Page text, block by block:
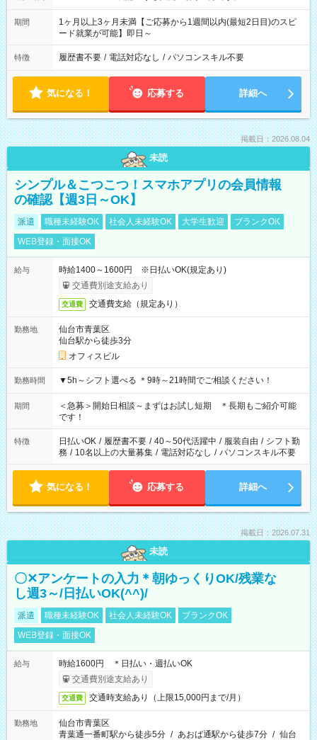
期間
1ヶ月以上3ヶ月未満【ご応募から1週間以内(最短2日目)のスピ
ード就業が可能】即日～
特徴 履歴書不要 / 電話対応なし / パソコンスキル不要
気になる！ 応募する 詳細へ
掲載日：2026.08.04
未読
シンプル＆こつこつ！スマホアプリの会員情報
の確認【週3日～OK】
派遣 職種未経験OK 社会人未経験OK 大学生歓迎
ブランクOK
WEB登録・面接OK
給与
時給1400～1600円 ※日払いOK(規定あり)
交通費別途支給あり
交通費 交通費支給（規定あり）
勤務地
仙台市青葉区
仙台駅から徒歩3分
オフィスビル
勤務時間 ▼5h～シフト選べる ＊9時～21時間でご相談ください！
期間
＜急募＞開始日相談～まずはお試し短期 ＊長期もご紹介可能
です！
特徴 日払いOK / 履歴書不要 / 40～50代活躍中 / 服装自由 / シフト勤
務 / 10名以上の大量募集 / 電話対応なし / パソコンスキル不要
気になる！ 応募する 詳細へ
掲載日：2026.07.31
未読
〇✕アンケートの入力＊朝ゆっくりOK/残業な
し週3～/日払いOK(^^)/
派遣 職種未経験OK 社会人未経験OK
ブランクOK
WEB登録・面接OK
給与
時給1600円 ＊日払い・週払いOK
交通費別途支給あり
交通費 交通時支給あり（上限15,000円まで/月）
勤務地
仙台市青葉区
青葉通一番町駅から徒歩5分 / あおば通駅から徒歩7分 / 仙台